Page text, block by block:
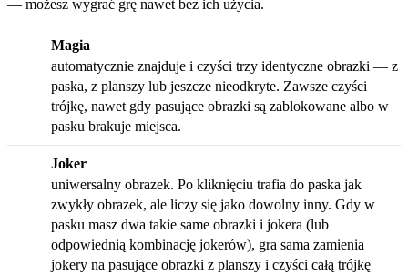
— możesz wygrać grę nawet bez ich użycia.
Magia
automatycznie znajduje i czyści trzy identyczne obrazki — z
paska, z planszy lub jeszcze nieodkryte. Zawsze czyści
trójkę, nawet gdy pasujące obrazki są zablokowane albo w
pasku brakuje miejsca.
Joker
uniwersalny obrazek. Po kliknięciu trafia do paska jak
zwykły obrazek, ale liczy się jako dowolny inny. Gdy w
pasku masz dwa takie same obrazki i jokera (lub
odpowiednią kombinację jokerów), gra sama zamienia
jokery na pasujące obrazki z planszy i czyści całą trójkę